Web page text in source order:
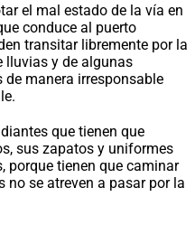
el mal estado de la vía en
conduce al puerto
transitar libremente por la
lluvias y de algunas
manera irresponsable
que tienen que
sus zapatos y uniformes
porque tienen que caminar
no se atreven a pasar por la